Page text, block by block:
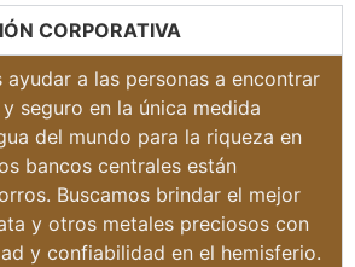
CORPORATIVA
ayudar a las personas a encontrar
seguro en la única medida
del mundo para la riqueza en
bancos centrales están
Buscamos brindar el mejor
y otros metales preciosos con
y confiabilidad en el hemisferio.